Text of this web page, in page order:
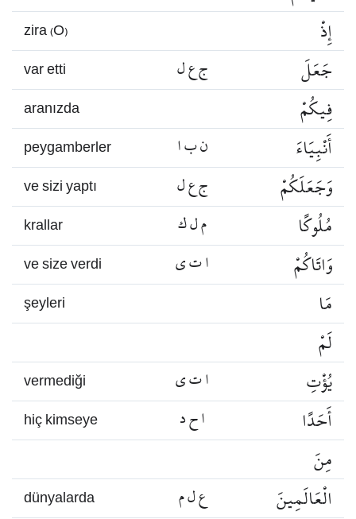
zira (O) إِذْ
var etti ج ع ل جَعَلَ
aranızda فِيكُمْ
peygamberler ن ب ا أَنْبِيَاءَ
ve sizi yaptı ج ع ل وَجَعَلَكُمْ
krallar م ل ك مُلُوكًا
ve size verdi ا ت ي وَاتَاكُمْ
şeyleri
مَا
لَمْ
vermediği ا ت ي يُؤْتِ
hiç kimseye ا ح د
أَحَدًا
مِنَ
dünyalarda ع ل م الْعَالَمِينَ